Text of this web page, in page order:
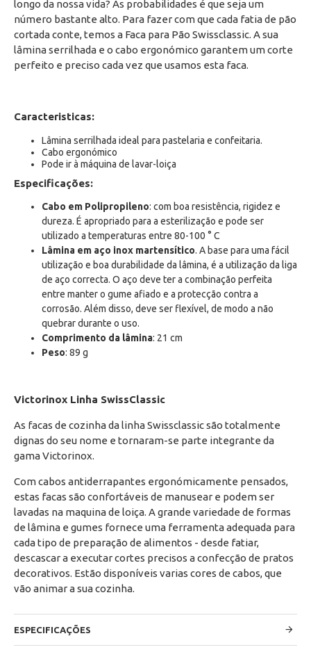
longo da nossa vida? As probabilidades é que seja um
número bastante alto. Para fazer com que cada fatia de pão
cortada conte, temos a Faca para Pão Swissclassic. A sua
lâmina serrilhada e o cabo ergonómico garantem um corte
perfeito e preciso cada vez que usamos esta faca.
Caracteristicas:
Lâmina serrilhada ideal para pastelaria e confeitaria.
Cabo ergonómico
Pode ir à máquina de lavar-loiça
Especificações:
Cabo em Polipropileno: com boa resistência, rigidez e
dureza. É apropriado para a esterilização e pode ser
utilizado a temperaturas entre 80-100 ° C
Lâmina em aço inox martensítico. A base para uma fácil
utilização e boa durabilidade da lâmina, é a utilização da liga
de aço correcta. O aço deve ter a combinação perfeita
entre manter o gume afiado e a protecção contra a
corrosão. Além disso, deve ser flexível, de modo a não
quebrar durante o uso.
Comprimento da lâmina: 21 cm
Peso: 89 g
Victorinox Linha SwissClassic
As facas de cozinha da linha Swissclassic são totalmente
dignas do seu nome e tornaram-se parte integrante da
gama Victorinox.
Com cabos antiderrapantes ergonómicamente pensados,
estas facas são confortáveis de manusear e podem ser
lavadas na maquina de loiça. A grande variedade de formas
de lâmina e gumes fornece uma ferramenta adequada para
cada tipo de preparação de alimentos - desde fatiar,
descascar a executar cortes precisos a confecção de pratos
decorativos. Estão disponíveis varias cores de cabos, que
vão animar a sua cozinha.
ESPECIFICAÇÕES